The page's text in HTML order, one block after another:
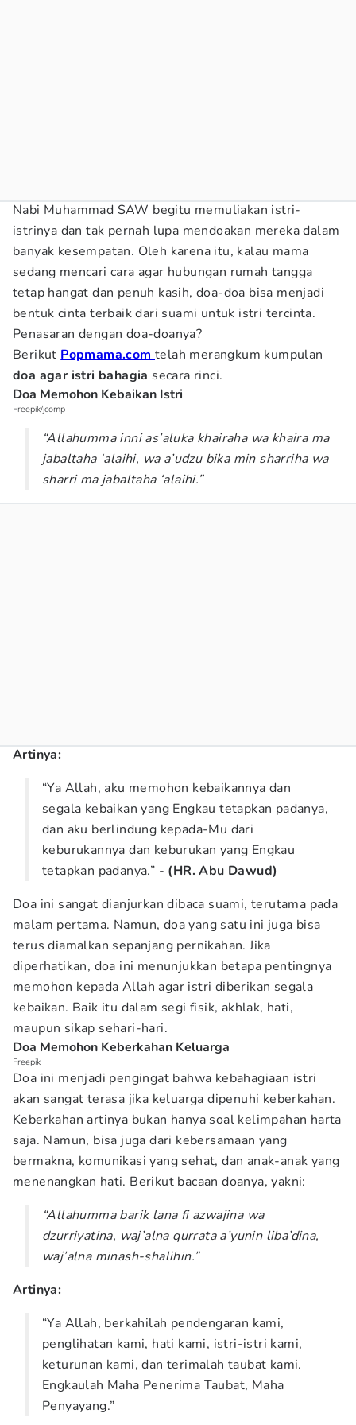
Nabi Muhammad SAW begitu memuliakan istri-
istrinya dan tak pernah lupa mendoakan mereka dalam
banyak kesempatan. Oleh karena itu, kalau mama
sedang mencari cara agar hubungan rumah tangga
tetap hangat dan penuh kasih, doa-doa bisa menjadi
bentuk cinta terbaik dari suami untuk istri tercinta.
Penasaran dengan doa-doanya?
Berikut Popmama.comtelah merangkum kumpulan
doa agar istri bahagia secara rinci.
Doa Memohon Kebaikan Istri
Freepik/jcomp
“Allahumma inni as’aluka khairaha wa khaira ma
jabaltaha ‘alaihi, wa a’udzu bika min sharriha wa
sharri ma jabaltaha ‘alaihi.”
Artinya:
“Ya Allah, aku memohon kebaikannya dan
segala kebaikan yang Engkau tetapkan padanya,
dan aku berlindung kepada-Mu dari
keburukannya dan keburukan yang Engkau
tetapkan padanya.” - (HR. Abu Dawud)
Doa ini sangat dianjurkan dibaca suami, terutama pada
malam pertama. Namun, doa yang satu ini juga bisa
terus diamalkan sepanjang pernikahan. Jika
diperhatikan, doa ini menunjukkan betapa pentingnya
memohon kepada Allah agar istri diberikan segala
kebaikan. Baik itu dalam segi fisik, akhlak, hati,
maupun sikap sehari-hari.
Doa Memohon Keberkahan Keluarga
Freepik
Doa ini menjadi pengingat bahwa kebahagiaan istri
akan sangat terasa jika keluarga dipenuhi keberkahan.
Keberkahan artinya bukan hanya soal kelimpahan harta
saja. Namun, bisa juga dari kebersamaan yang
bermakna, komunikasi yang sehat, dan anak-anak yang
menenangkan hati. Berikut bacaan doanya, yakni:
“Allahumma barik lana fi azwajina wa
dzurriyatina, waj’alna qurrata a’yunin liba’dina,
waj’alna minash-shalihin.”
Artinya:
“Ya Allah, berkahilah pendengaran kami,
penglihatan kami, hati kami, istri-istri kami,
keturunan kami, dan terimalah taubat kami.
Engkaulah Maha Penerima Taubat, Maha
Penyayang.”